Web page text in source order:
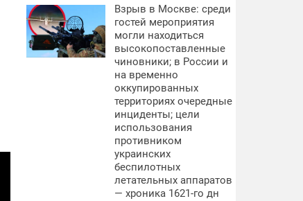
Взрыв в Москве: среди
гостей мероприятия
могли находиться
высокопоставленные
чиновники; в России и
на временно
оккупированных
территориях очередные
инциденты; цели
использования
противником
украинских
беспилотных
летательных аппаратов
— хроника 1621-го дн